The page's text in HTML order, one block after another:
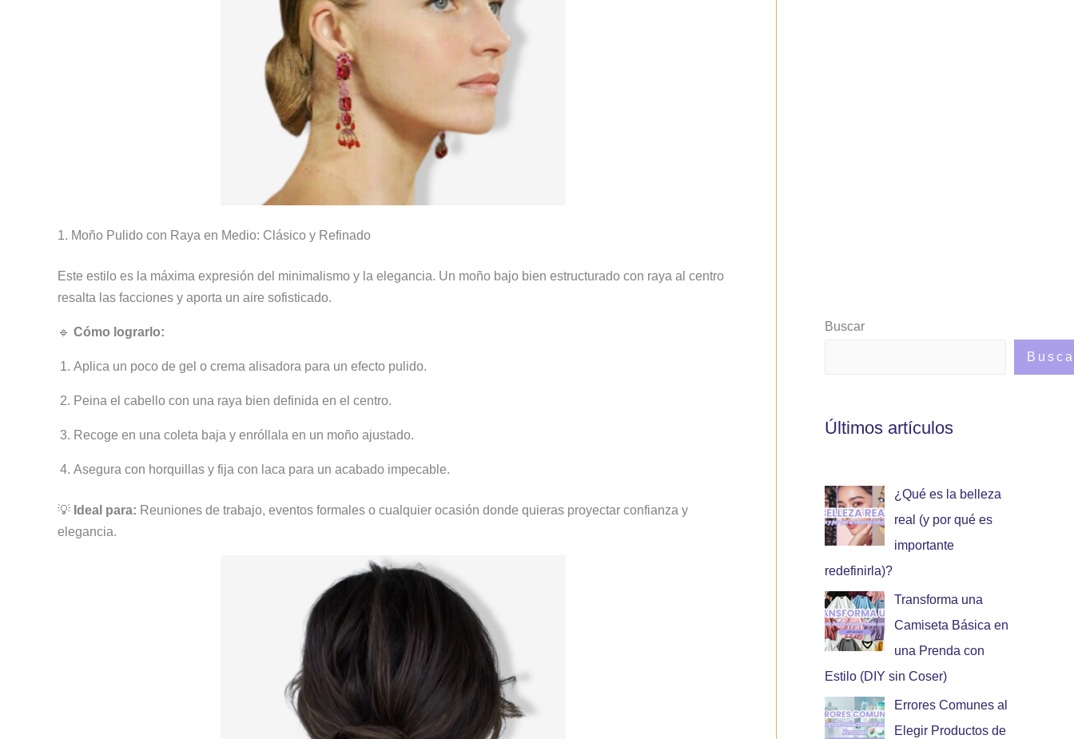
1. Moño Pulido con Raya en Medio: Clásico y Refinado
Este estilo es la máxima expresión del minimalismo y la elegancia. Un moño bajo bien estructurado con raya al centro
resalta las facciones y aporta un aire sofisticado.
🔹 Cómo lograrlo:
Aplica un poco de gel o crema alisadora para un efecto pulido.
Peina el cabello con una raya bien definida en el centro.
Recoge en una coleta baja y enróllala en un moño ajustado.
Asegura con horquillas y fija con laca para un acabado impecable.
💡 Ideal para: Reuniones de trabajo, eventos formales o cualquier ocasión donde quieras proyectar confianza y
elegancia.
Buscar
Últimos artículos
¿Qué es la belleza
real (y por qué es
importante
redefinirla)?
Transforma una
Camiseta Básica en
una Prenda con
Estilo (DIY sin Coser)
Errores Comunes al
Elegir Productos de